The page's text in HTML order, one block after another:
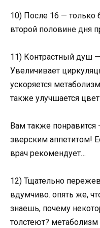
10) После 16 — только
второй половине дня
11) Контрастный душ —
Увеличивает
ускоряется
также улучшается
Вам также
зверским аппетитом!
врач рекомендует…
12) Тщательно
вдумчиво. опять же,
знаешь, почему
толстеют?